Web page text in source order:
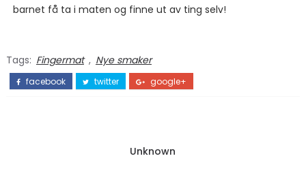
barnet få ta i maten og finne ut av ting selv!
Tags: Fingermat , Nye smaker
facebook twitter google+
Unknown